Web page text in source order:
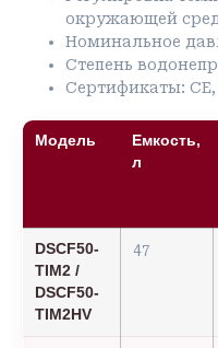
окружающей
Номинальное
Степень
Сертификаты: CE,
Модель
Емкость,
л
DSCF50-
TIM2 /
DSCF50-
TIM2HV
47